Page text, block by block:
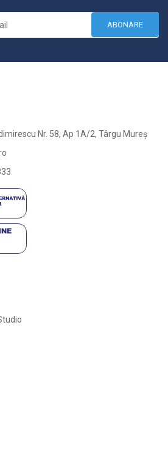
ABONARE
Nr. 58, Ap 1A/2, Târgu Mureș